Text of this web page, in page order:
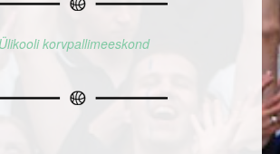
korvpallimeeskond